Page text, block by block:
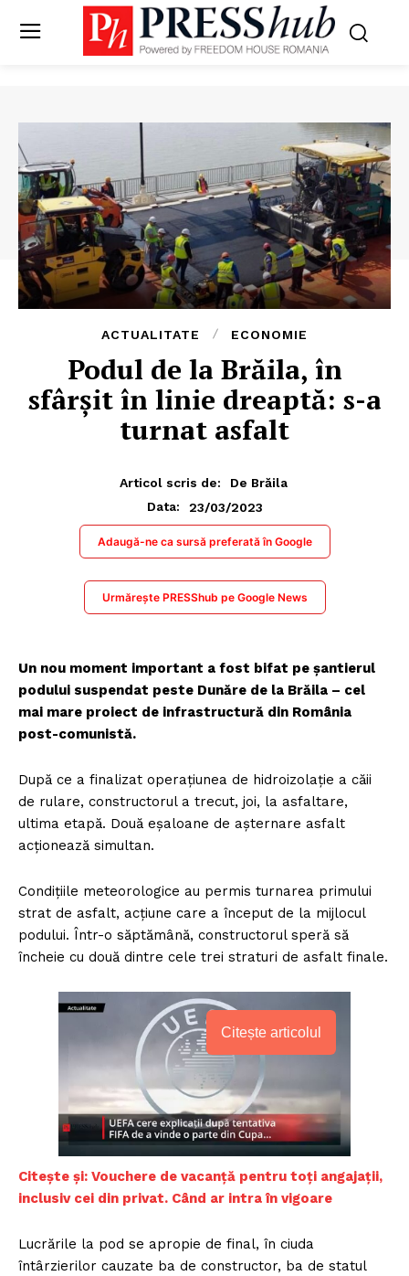
ACTUALITATE ECONOMIE
Podul de la Brăila, în
sfârșit în linie dreaptă: s-a
turnat asfalt
Articol scris de:
De Brăila
Data:
23/03/2023
Adaugă-ne ca sursă preferată în Google
Urmărește PRESShub pe Google News
Un nou moment important a fost bifat pe șantierul
podului suspendat peste Dunăre de la Brăila – cel
mai mare proiect de infrastructură din România
post-comunistă.
După ce a finalizat operațiunea de hidroizolație a căii
de rulare, constructorul a trecut, joi, la asfaltare,
ultima etapă. Două eșaloane de așternare asfalt
acționează simultan.
Condițiile meteorologice au permis turnarea primului
strat de asfalt, acțiune care a început de la mijlocul
podului. Într-o săptămână, constructorul speră să
încheie cu două dintre cele trei straturi de asfalt finale.
Citește articolul
Citește și: Vouchere de vacanţă pentru toți angajații,
inclusiv cei din privat. Când ar intra în vigoare
Lucrările la pod se apropie de final, în ciuda
întârzierilor cauzate ba de constructor, ba de statul